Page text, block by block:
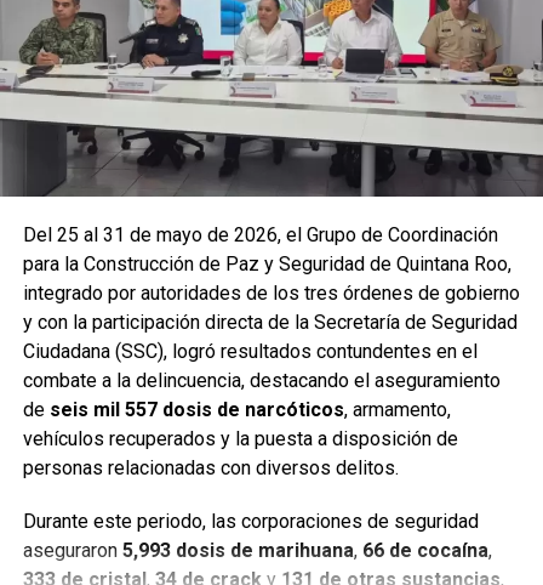
vehiculares, reforzando la vigilancia en zonas estratégicas
y puntos de alta movilidad.
Entre las acciones destacadas se encuentran detenciones
relevantes en
Benito Juárez, Lázaro Cárdenas y Tulum
narcóticos, vehículos y cumplimentaron órdenes de
aprehensión contra personas presuntamente vinculadas
con delitos de alto impacto.
Del 25 al 31 de mayo de 2026, el Grupo de Coordinación
para la Construcción de Paz y Seguridad de Quintana Roo,
integrado por autoridades de los tres órdenes de gobierno
y con la participación directa de la Secretaría de Seguridad
Ciudadana (SSC), logró resultados contundentes en el
combate a la delincuencia, destacando el aseguramiento
de seis mil 557 dosis de narcóticos, armamento,
vehículos recuperados y la puesta a disposición de
personas relacionadas con diversos delitos.
Durante este periodo, las corporaciones de seguridad
aseguraron 5,993 dosis de marihuana, 66 de cocaína,
333 de cristal, 34 de cracky 131 de otras sustancias,